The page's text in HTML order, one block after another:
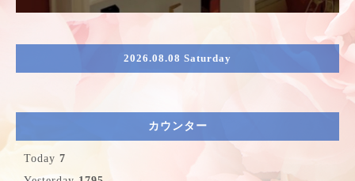
2026.08.08 Saturday
カウンター
Today 7